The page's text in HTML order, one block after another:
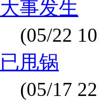
大事发生
(05/22
已甩锅
(05/17